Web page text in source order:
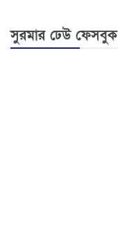
সুরমার ঢেউ ফেসবুক